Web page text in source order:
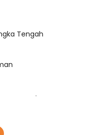
Tengah